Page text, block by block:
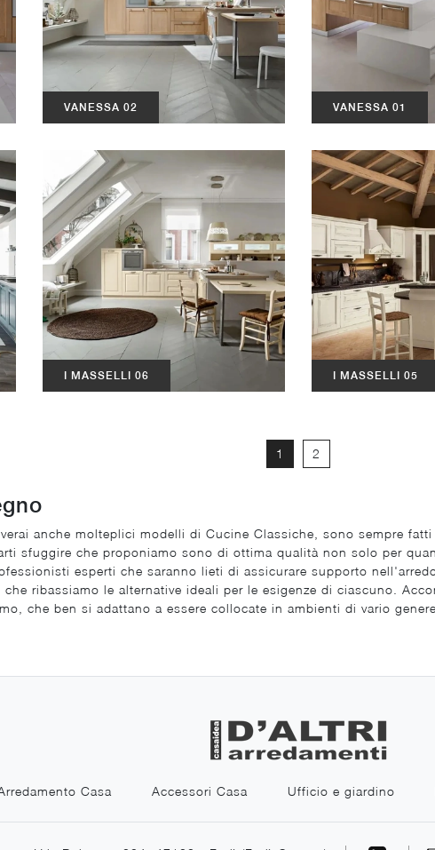
VANESSA 02 VANESSA 01
I MASSELLI 06 I MASSELLI 05
1 2
anche molteplici modelli di Cucine Classiche, sono sempre
sfuggire che proponiamo sono di ottima qualità non solo per
esperti che saranno lieti di assicurare supporto
ribassiamo le alternative ideali per le esigenze di ciascuno.
che ben si adattano a essere collocate in ambienti di vario genere.
Casa Accessori Casa Ufficio e giardino